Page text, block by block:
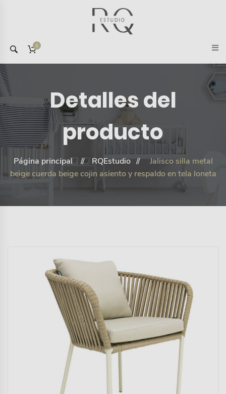
0
Detalles del
producto
Página principal RQEstudio
Jalisco silla metal
beige cuerda beige cojin asiento y respaldo en tela loneta